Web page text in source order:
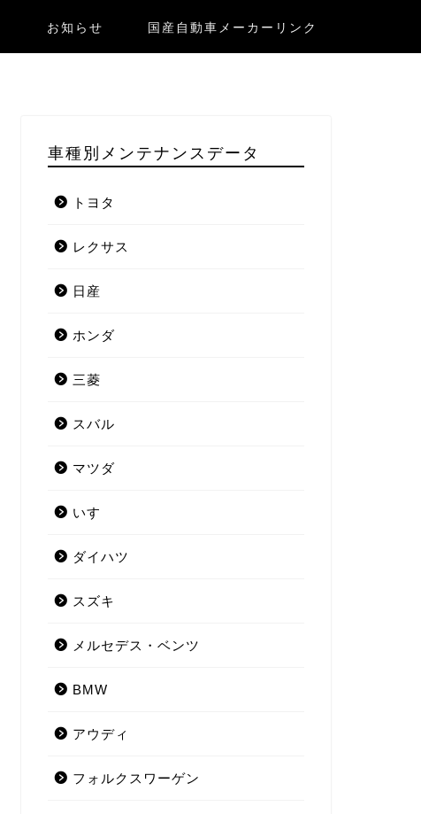
お知らせ 国産自動車メーカーリンク
車種別メンテナンスデータ
トヨタ
レクサス
日産
ホンダ
三菱
スバル
マツダ
いすゞ
ダイハツ
スズキ
メルセデス・ベンツ
BMW
アウディ
フォルクスワーゲン